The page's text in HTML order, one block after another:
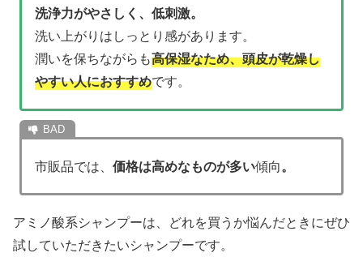
洗浄力がやさしく、低刺激。
洗い上がりはしっとり感があります。
潤いを保ちながらも高保湿なため、頭皮が乾燥し
やすい人におすすめです。
市販品では、価格は高めなものが多い傾向。
アミノ酸系シャンプーは、どれを買うか悩んだときにぜひ
試していただきたいシャンプーです。